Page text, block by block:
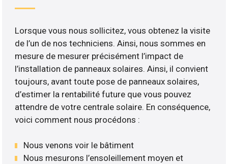
Lorsque vous nous sollicitez, vous obtenez la visite
de l’un de nos techniciens. Ainsi, nous sommes en
mesure de mesurer précisément l’impact de
l’installation de panneaux solaires. Ainsi, il convient
toujours, avant toute pose de panneaux solaires,
d’estimer la rentabilité future que vous pouvez
attendre de votre centrale solaire. En conséquence,
voici comment nous procédons :
Nous venons voir le bâtiment
Nous mesurons l’ensoleillement moyen et